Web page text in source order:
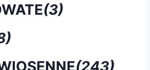
(3)
(243)